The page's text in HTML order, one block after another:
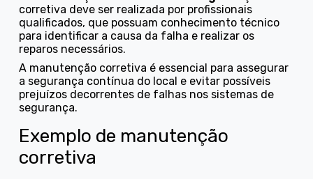
corretiva deve ser realizada por profissionais
qualificados, que possuam conhecimento técnico
para identificar a causa da falha e realizar os
reparos necessários.
A manutenção corretiva é essencial para assegurar
a segurança contínua do local e evitar possíveis
prejuízos decorrentes de falhas nos sistemas de
segurança.
Exemplo de manutenção
corretiva